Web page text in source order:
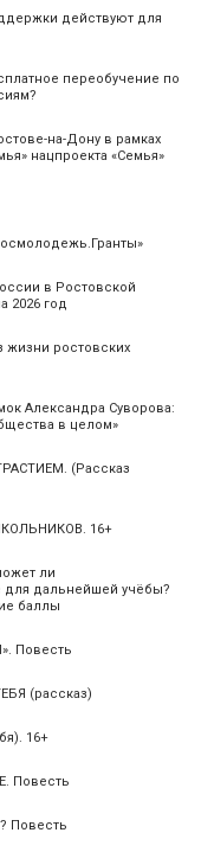
действуют для
переобучение по
на-Дону в рамках
нацпроекта «Семья»
в Ростовской
2026 год
ростовских
Александра Суворова:
в целом»
(Рассказ
16+
ли
для дальнейшей учёбы?
баллы
Повесть
(рассказ)
16+
Повесть
Повесть